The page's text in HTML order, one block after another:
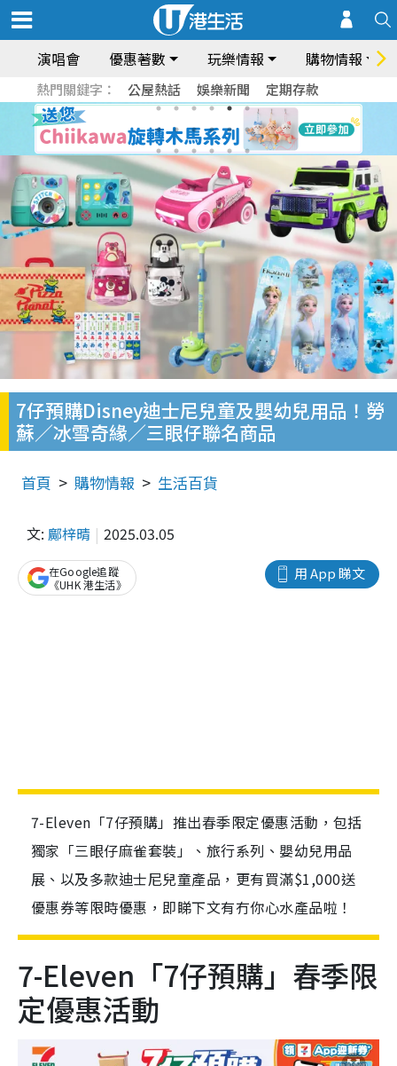
演唱會 優惠著數 玩樂情報 購物情報
熱門關鍵字： 公屋熱話 娛樂新聞 定期存款
7仔預購Disney迪士尼兒童及嬰幼兒用品！勞
蘇／冰雪奇緣／三眼仔聯名商品
首頁 購物情報 生活百貨
文: 鄺梓晴 2025.03.05
用 App 睇文
在Google追蹤
《UHK 港生活》
7-Eleven「7仔預購」推出春季限定優惠活動，包括
獨家「三眼仔麻雀套裝」、旅行系列、嬰幼兒用品
展、以及多款迪士尼兒童產品，更有買滿$1,000送
優惠券等限時優惠，即睇下文有冇你心水產品啦！
7-Eleven「7仔預購」春季限
定優惠活動